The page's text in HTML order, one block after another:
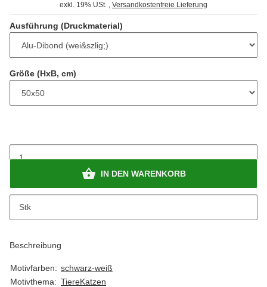
exkl. 19% USt. , Versandkostenfreie Lieferung
Ausführung (Druckmaterial)
Größe (HxB, cm)
Stk
IN DEN WARENKORB
Beschreibung
Motivfarben: schwarz-weiß
Motivthema: TiereKatzen